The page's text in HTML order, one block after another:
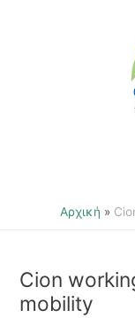
Αρχική
Cion
mobility